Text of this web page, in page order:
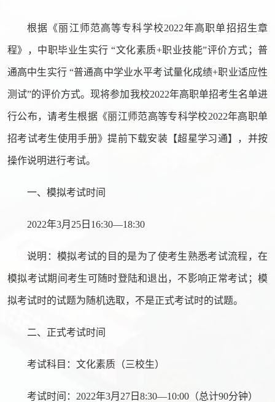
根据《丽江师范高等专科学校2022年高职单招招生章
程》，中职毕业生实行 “文化素质+职业技能”评价方式；普
通高中生实行 “普通高中学业水平考试量化成绩+职业适应性
测试”的评价方式。现将参加我校2022年高职单招考生名单进
行公布，请考生根据《丽江师范高等专科学校2022年高职单
招考试考生使用手册》提前下载安装【超星学习通】，并按
操作说明进行考试。
一、模拟考试时间
2022年3月25日16:30—18:30
说明：模拟考试的目的是为了使考生熟悉考试流程，在
模拟考试期间考生可随时登陆和退出，不影响正常考试；模
拟考试时的试题为随机选取，不是正式考试时的试题。
二、正式考试时间
考试科目：文化素质（三校生）
考试时间：2022年3月27日8:30—10:00（总计90分钟）